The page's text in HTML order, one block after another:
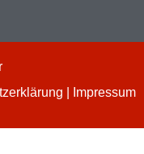
Impressum